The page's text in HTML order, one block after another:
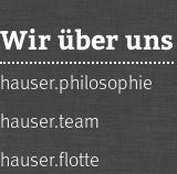
Wir über uns
hauser.philosophie
hauser.team
hauser.flotte